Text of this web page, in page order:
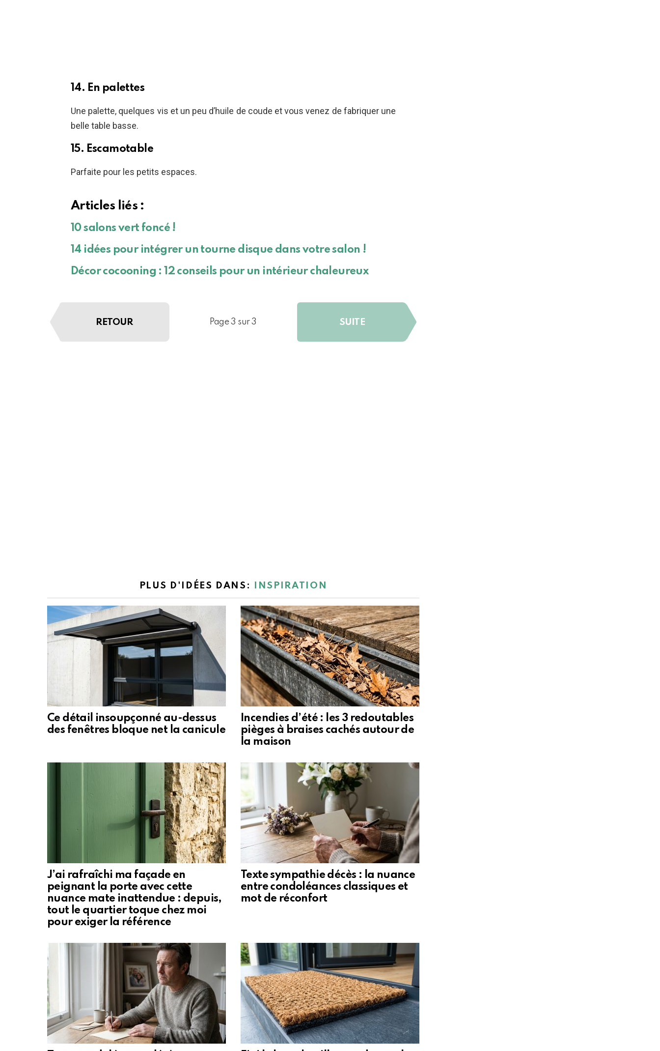
14. En palettes
Une palette, quelques vis et un peu d’huile de coude et vous venez de fabriquer une
belle table basse.
15. Escamotable
Parfaite pour les petits espaces.
Articles liés :
10 salons vert foncé !
14 idées pour intégrer un tourne disque dans votre salon !
Décor cocooning : 12 conseils pour un intérieur chaleureux
Page 3 sur 3
RETOUR SUITE
PLUS D'IDÉES DANS: INSPIRATION
Ce détail insoupçonné au-dessus
des fenêtres bloque net la canicule
Incendies d’été : les 3 redoutables
pièges à braises cachés autour de
la maison
J’ai rafraîchi ma façade en
peignant la porte avec cette
nuance mate inattendue : depuis,
tout le quartier toque chez moi
pour exiger la référence
Texte sympathie décès : la nuance
entre condoléances classiques et
mot de réconfort